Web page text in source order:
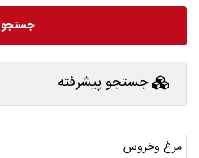
جستجو
جستجو پیشرفته
مرغ وخروس